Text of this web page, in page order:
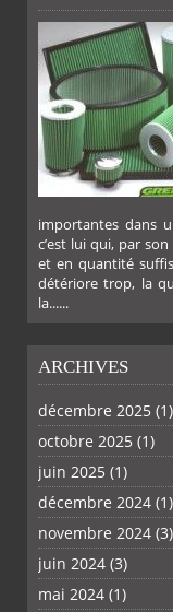
PLUS
importantes dans
c’est lui qui, par
et en quantité
détériore trop, la
la......
ARCHIVES
décembre 2025 (1)
octobre 2025 (1)
juin 2025 (1)
décembre 2024 (1)
novembre 2024 (3)
juin 2024 (3)
mai 2024 (1)